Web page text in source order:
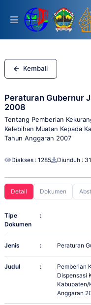
This
includes
accessibility
system.
Kembali
Peraturan Gubernur
2008
Tentang Pemberian
Kelebihan Muatan Kepada
Tahun Anggaran 2007
Diakses : 1285 Diunduh :
Detail Dokumen
Tipe
Dokumen
:
Jenis : Peraturan
Judul :
Pemberian
Dispensasi
Kabupaten/
Anggaran